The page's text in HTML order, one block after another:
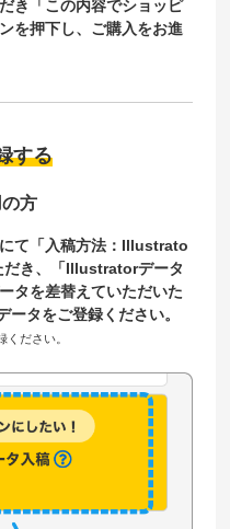
き「この内容でショッピ
を押下し、ご購入をお進
する
方
にて「入稿方法：Illustrato
だき、「Illustratorデータ
タを差替えていただいた
タをご登録ください。
ださい。